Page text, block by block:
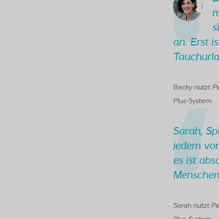
an. Erst
Becky nutzt
Plus-System.
Sarah,
jedem
es ist
Sarah nutzt